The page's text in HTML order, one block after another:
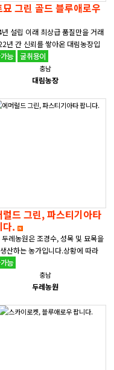
묘 그린 골드 블루애로우
설립 이래 최상급 품질만을 거래
년 간 신뢰를 쌓아온 대림농장입
포트묘 판매합니다. 에메랄드 그린
충남
대림농장
럴드 그린, 파스티기아타
다.
레농원은 조경수, 성목 및 묘목을
산하는 농가입니다.상황에 따라
충이 가능합니다. 에머럴드 그린
충남
두레농원